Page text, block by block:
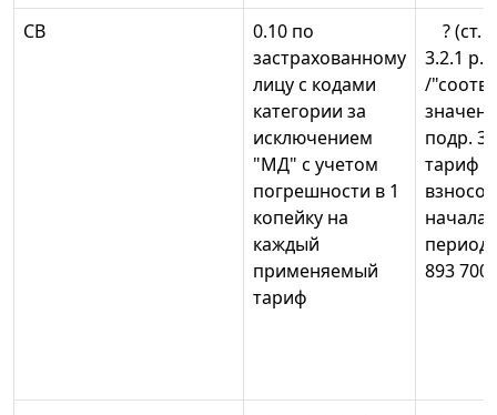
СВ
0.10 по
застрахованному
лицу с кодами
категории за
исключением
"МД" с учетом
погрешности в 1
копейку на
каждый
применяемый
тариф
? (ст.
3.2.1 р.
/
подр.
тариф
начала
893 700